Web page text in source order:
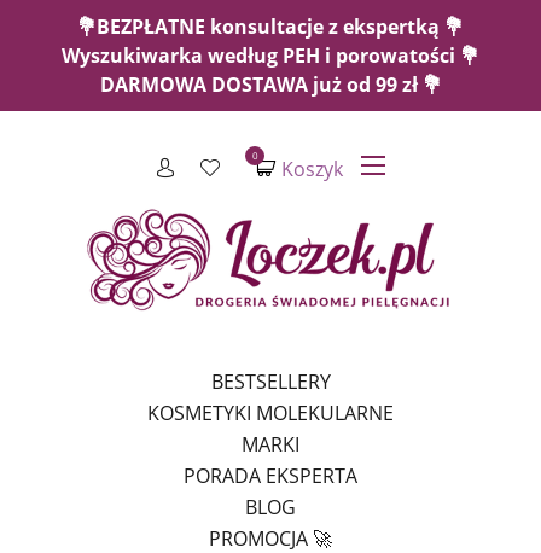
💐BEZPŁATNE konsultacje z ekspertką 💐
Wyszukiwarka według PEH i porowatości 💐
DARMOWA DOSTAWA już od 99 zł 💐
Koszyk
0
BESTSELLERY
KOSMETYKI MOLEKULARNE
MARKI
PORADA EKSPERTA
BLOG
PROMOCJA 🚀